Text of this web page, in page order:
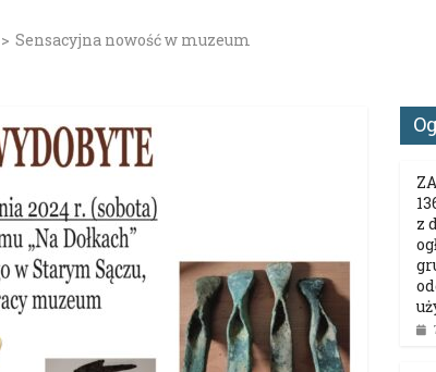
> Sensacyjna nowość w muzeum
z